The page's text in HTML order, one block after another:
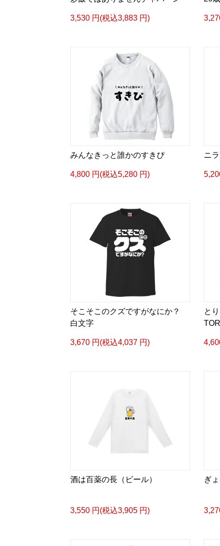
3,530 円(税込3,883 円)
みんなきっと誰かのすきぴ
4,800 円(税込5,280 円)
ニ
そこそこのクズですがなにか？
白文字
3,670 円(税込4,037 円)
と
酒は百薬の長（ビール）
3,550 円(税込3,905 円)
ぎ